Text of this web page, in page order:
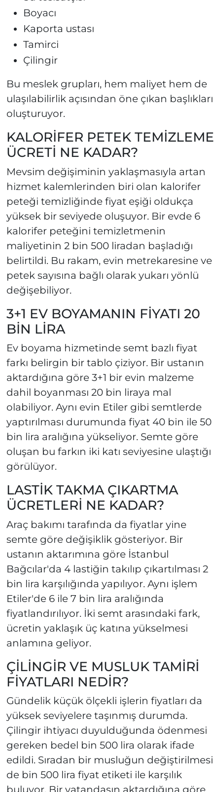
Boyacı
Kaporta ustası
Tamirci
Çilingir
Bu meslek grupları, hem maliyet hem de
ulaşılabilirlik açısından öne çıkan başlıkları
oluşturuyor.
KALORİFER PETEK TEMİZLEME
ÜCRETİ NE KADAR?
Mevsim değişiminin yaklaşmasıyla artan
hizmet kalemlerinden biri olan kalorifer
peteği temizliğinde fiyat eşiği oldukça
yüksek bir seviyede oluşuyor. Bir evde 6
kalorifer peteğini temizletmenin
maliyetinin 2 bin 500 liradan başladığı
belirtildi. Bu rakam, evin metrekaresine ve
petek sayısına bağlı olarak yukarı yönlü
değişebiliyor.
3+1 EV BOYAMANIN FİYATI 20
BİN LİRA
Ev boyama hizmetinde semt bazlı fiyat
farkı belirgin bir tablo çiziyor. Bir ustanın
aktardığına göre 3+1 bir evin malzeme
dahil boyanması 20 bin liraya mal
olabiliyor. Aynı evin Etiler gibi semtlerde
yaptırılması durumunda fiyat 40 bin ile 50
bin lira aralığına yükseliyor. Semte göre
oluşan bu farkın iki katı seviyesine ulaştığı
görülüyor.
LASTİK TAKMA ÇIKARTMA
ÜCRETLERİ NE KADAR?
Araç bakımı tarafında da fiyatlar yine
semte göre değişiklik gösteriyor. Bir
ustanın aktarımına göre İstanbul
Bağcılar'da 4 lastiğin takılıp çıkartılması 2
bin lira karşılığında yapılıyor. Aynı işlem
Etiler'de 6 ile 7 bin lira aralığında
fiyatlandırılıyor. İki semt arasındaki fark,
ücretin yaklaşık üç katına yükselmesi
anlamına geliyor.
ÇİLİNGİR VE MUSLUK TAMİRİ
FİYATLARI NEDİR?
Gündelik küçük ölçekli işlerin fiyatları da
yüksek seviyelere taşınmış durumda.
Çilingir ihtiyacı duyulduğunda ödenmesi
gereken bedel bin 500 lira olarak ifade
edildi. Sıradan bir musluğun değiştirilmesi
de bin 500 lira fiyat etiketi ile karşılık